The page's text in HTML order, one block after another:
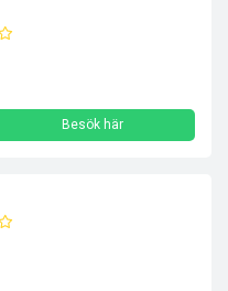
Besök här